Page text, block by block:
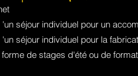
séjour individuel pour un
séjour individuel pour la
de stages d'été ou de